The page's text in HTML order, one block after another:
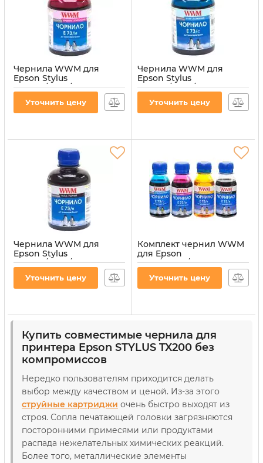
Чернила WWM для
Epson Stylus
CX3700/TX119/TX419 200г
водорастворимые
(E73/M)
Уточнить цену
Чернила WWM для
Epson Stylus
CX3700/TX119/TX419 200г
Cyan водорастворимые
(E73/C)
Уточнить цену
Чернила WWM для
Epson Stylus
CX3700/TX119/TX419 200г
Black водорастворимые
(E73/B)
Уточнить цену
Комплект чернил WWM
для Epson
TX119/TX209/TX419 4х100г
водорастворимые
(E73SET-2)
Уточнить цену
Купить совместимые чернила для
принтера Epson STYLUS TX200 без
компромиссов
Нередко пользователям приходится делать
выбор между качеством и ценой. Из-за этого
струйные картриджи очень быстро выходят из
строя. Сопла печатающей головки загрязняются
посторонними примесями или продуктами
распада нежелательных химических реакций.
Более того, металлические элементы